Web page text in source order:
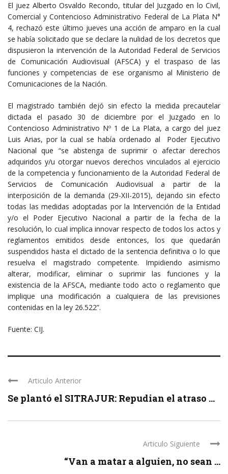
El juez Alberto Osvaldo Recondo, titular del Juzgado en lo Civil,
Comercial y Contencioso Administrativo Federal de La Plata N°
4, rechazó este último jueves una acción de amparo en la cual
se había solicitado que se declare la nulidad de los decretos que
dispusieron la intervención de la Autoridad Federal de Servicios
de Comunicación Audiovisual (AFSCA) y el traspaso de las
funciones y competencias de ese organismo al Ministerio de
Comunicaciones de la Nación.
El magistrado también dejó sin efecto la medida precautelar
dictada el pasado 30 de diciembre por el Juzgado en lo
Contencioso Administrativo Nº 1 de La Plata, a cargo del juez
Luis Arias, por la cual se había ordenado al Poder Ejecutivo
Nacional que “se abstenga de suprimir o afectar derechos
adquiridos y/u otorgar nuevos derechos vinculados al ejercicio
de la competencia y funcionamiento de la Autoridad Federal de
Servicios de Comunicación Audiovisual a partir de la
interposición de la demanda (29-XII-2015), dejando sin efecto
todas las medidas adoptadas por la Intervención de la Entidad
y/o el Poder Ejecutivo Nacional a partir de la fecha de la
resolución, lo cual implica innovar respecto de todos los actos y
reglamentos emitidos desde entonces, los que quedarán
suspendidos hasta el dictado de la sentencia definitiva o lo que
resuelva el magistrado competente. Impidiendo asimismo
alterar, modificar, eliminar o suprimir las funciones y la
existencia de la AFSCA, mediante todo acto o reglamento que
implique una modificación a cualquiera de las previsiones
contenidas en la ley 26.522”.
Fuente: CIJ.
Articulo Anterior
Se plantó el SITRAJUR: Repudian el atraso ...
Articulo Siguiente
“Van a matar a alguien, no sean ...